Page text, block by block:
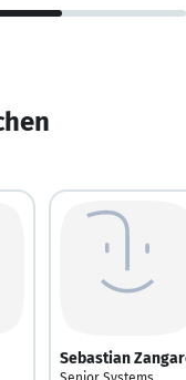
Sebastian